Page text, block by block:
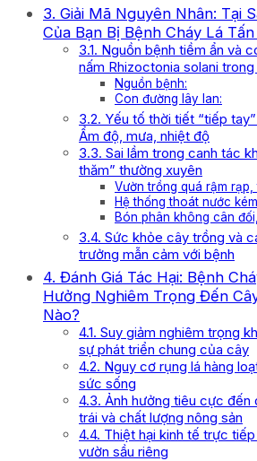
3. Giải Mã Nguyên Nhân: Tại
Của Bạn Bị Bệnh Cháy Lá
3.1. Nguồn bệnh tiềm ẩn và
nấm Rhizoctonia solani
Nguồn bệnh:
Con đường lây lan:
3.2. Yếu tố thời tiết “tiếp
Ẩm độ, mưa, nhiệt độ
3.3. Sai lầm trong canh tác
thăm” thường xuyên
Vườn trồng quá rậm
Hệ thống thoát nước
Bón phân không cân
3.4. Sức khỏe cây trồng và
trưởng mẫn cảm với bệnh
4. Đánh Giá Tác Hại: Bệnh
Hưởng Nghiêm Trọng Đến
Nào?
4.1. Suy giảm nghiêm trọng
sự phát triển chung của cây
4.2. Nguy cơ rụng lá hàng
sức sống
4.3. Ảnh hưởng tiêu cực đến
trái và chất lượng nông sản
4.4. Thiệt hại kinh tế trực
vườn sầu riêng